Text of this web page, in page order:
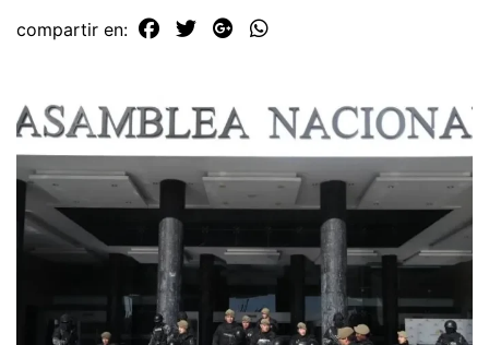
compartir en: